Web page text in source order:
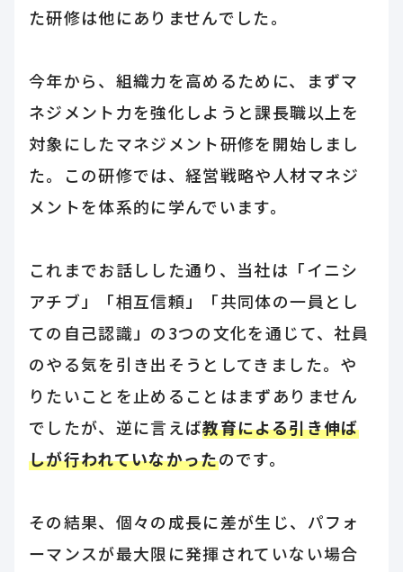
た研修は他にありませんでした。
今年から、組織力を高めるために、まずマ
ネジメント力を強化しようと課長職以上を
対象にしたマネジメント研修を開始しまし
た。この研修では、経営戦略や人材マネジ
メントを体系的に学んでいます。
これまでお話しした通り、当社は「イニシ
アチブ」「相互信頼」「共同体の一員とし
ての自己認識」の3つの文化を通じて、社員
のやる気を引き出そうとしてきました。や
りたいことを止めることはまずありません
でしたが、逆に言えば教育による引き伸ば
しが行われていなかったのです。
その結果、個々の成長に差が生じ、パフォ
ーマンスが最大限に発揮されていない場合